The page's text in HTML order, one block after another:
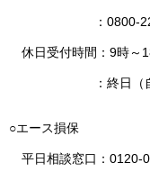
：0800-
休日受付時間：9時～
：終日（
○エース損保
平日相談窓口：0120-